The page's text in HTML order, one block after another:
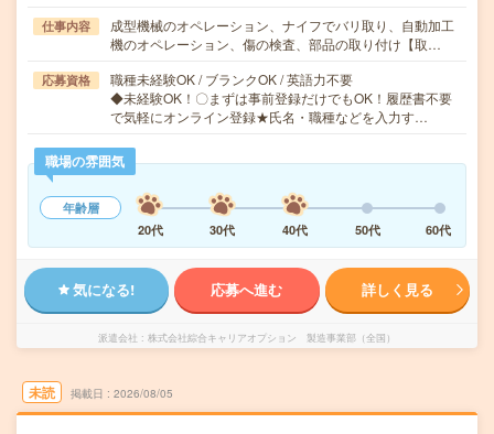
仕事内容
成型機械のオペレーション、ナイフでバリ取り、自動加工
機のオペレーション、傷の検査、部品の取り付け【取…
応募資格
職種未経験OK / ブランクOK / 英語力不要
◆未経験OK！〇まずは事前登録だけでもOK！履歴書不要
で気軽にオンライン登録★氏名・職種などを入力す…
職場の雰囲気
年齢層
20代
30代 40代 50代 60代
気になる! 応募へ進む 詳しく見る
派遣会社 株式会社綜合キャリアオプション 製造事業部（全国）
未読 掲載日 2026/08/05